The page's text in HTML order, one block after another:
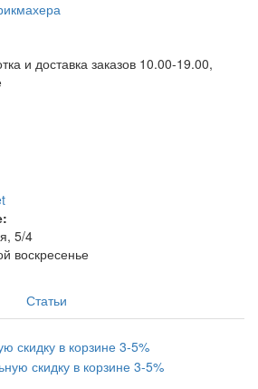
и доставка заказов 10.00-19.00,
5/4
воскресенье
Статьи
скидку в корзине 3-5%